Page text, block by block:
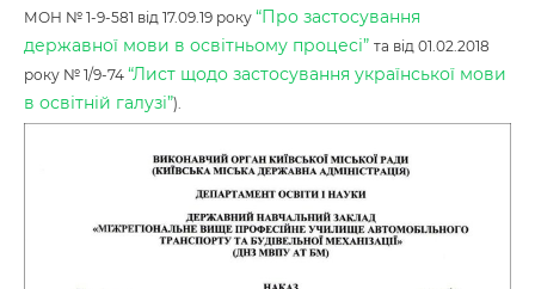
МОН № 1-9-581 від 17.09.19 року “Про застосування
державної мови в освітньому процесі” та від 01.02.2018
року № 1/9-74 “Лист щодо застосування української мови
в освітній галузі”).